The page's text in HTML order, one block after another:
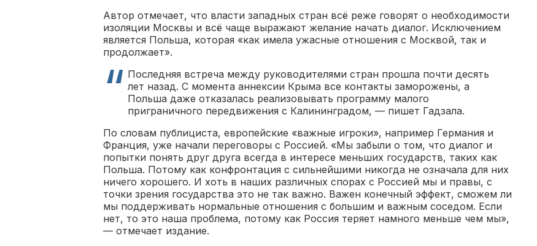
Автор отмечает, что власти западных стран всё реже говорят о необходимости
изоляции Москвы и всё чаще выражают желание начать диалог. Исключением
является Польша, которая «как имела ужасные отношения с Москвой, так и
продолжает».
Последняя встреча между руководителями стран прошла почти десять
лет назад. С момента аннексии Крыма все контакты заморожены, а
Польша даже отказалась реализовывать программу малого
приграничного передвижения с Калининградом, — пишет Гадзала.
По словам публициста, европейские «важные игроки», например Германия и
Франция, уже начали переговоры с Россией. «Мы забыли о том, что диалог и
попытки понять друг друга всегда в интересе меньших государств, таких как
Польша. Потому как конфронтация с сильнейшими никогда не означала для них
ничего хорошего. И хоть в наших различных спорах с Россией мы и правы, с
точки зрения государства это не так важно. Важен конечный эффект, сможем ли
мы поддерживать нормальные отношения с большим и важным соседом. Если
нет, то это наша проблема, потому как Россия теряет намного меньше чем мы»,
— отмечает издание.